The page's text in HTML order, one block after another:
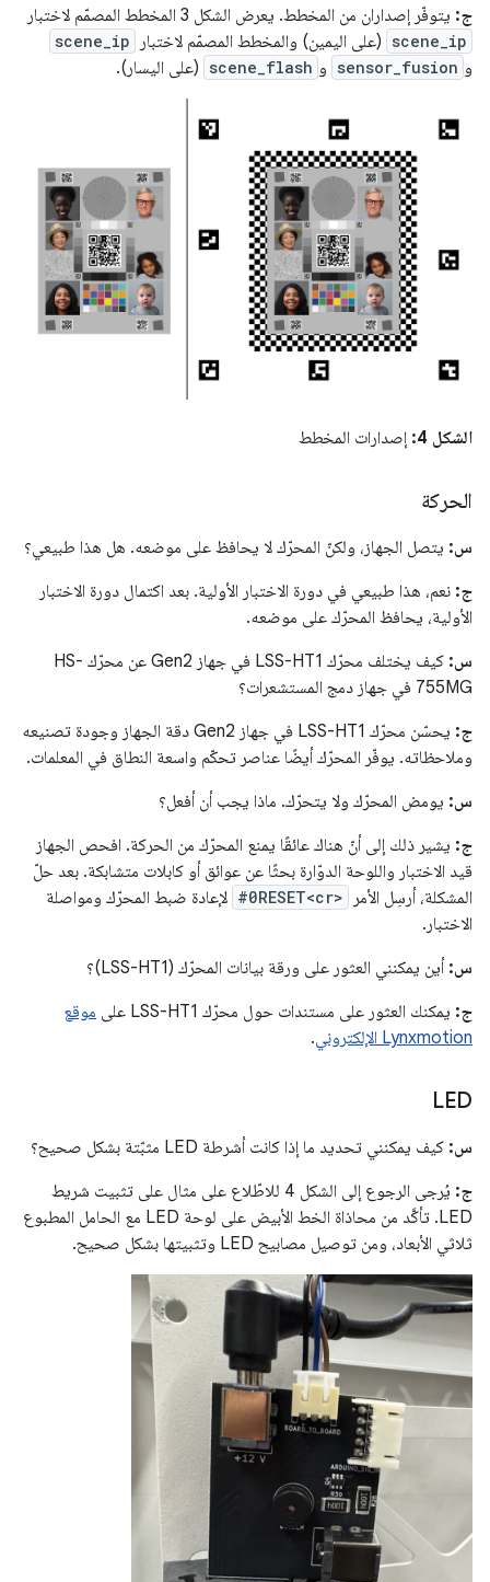
ج: يتوفّر إصداران من المخطط. يعرض الشكل 3 المخطط المصمّم لاختبار
scene_ip (على اليمين) والمخطط المصمّم لاختبار scene_ip
و sensor_fusion و scene_flash (على اليسار).
الشكل 4: إصدارات المخطط
الحركة
س: يتصل الجهاز، ولكنّ المحرّك لا يحافظ على موضعه. هل هذا طبيعي؟
ج: نعم، هذا طبيعي في دورة الاختبار الأولية. بعد اكتمال دورة الاختبار
الأولية، يحافظ المحرّك على موضعه.
س:
كيف يختلف محرّك LSS-HT1 في جهاز Gen2 عن محرّك HS-
755MG في جهاز دمج المستشعرات؟
ج:
يحسّن محرّك LSS-HT1 في جهاز Gen2 دقة الجهاز وجودة تصنيعه
وملاحظاته. يوفّر المحرّك أيضًا عناصر تحكّم واسعة النطاق في المعلمات.
س: يومض المحرّك ولا يتحرّك. ماذا يجب أن أفعل؟
ج: يشير ذلك إلى أنّ هناك عائقًا يمنع المحرّك من الحركة. افحص الجهاز
قيد الاختبار واللوحة الدوّارة بحثًا عن عوائق أو كابلات متشابكة. بعد حلّ
المشكلة، أرسِل الأمر
#0RESET<cr> لإعادة ضبط المحرّك ومواصلة
الاختبار.
س: أين يمكنني العثور على ورقة بيانات المحرّك (LSS-HT1)؟
ج: يمكنك العثور على مستندات حول محرّك LSS-HT1 على
موقع
Lynxmotion الإلكتروني
.
LED
س: كيف يمكنني تحديد ما إذا كانت أشرطة LED مثبّتة بشكل صحيح؟
ج:
يُرجى الرجوع إلى الشكل 4 للاطّلاع على مثال على تثبيت شريط
LED. تأكَّد من محاذاة الخط الأبيض على لوحة LED مع الحامل المطبوع
ثلاثي الأبعاد، ومن توصيل مصابيح LED وتثبيتها بشكل صحيح.